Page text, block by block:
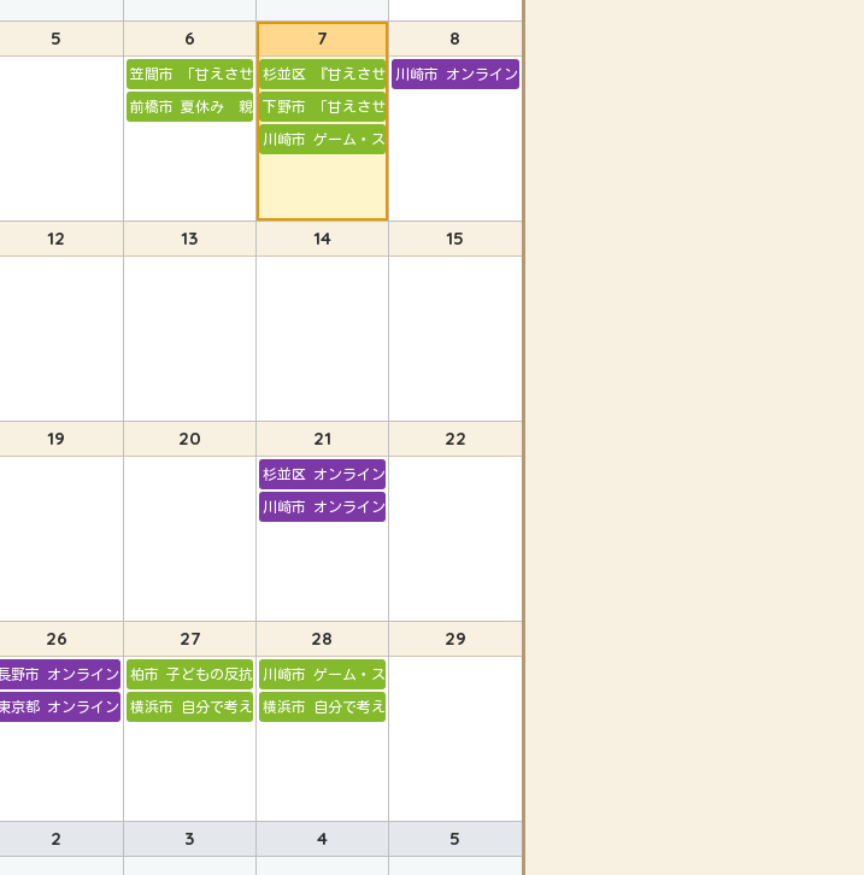
との付き合い方
5 6
笠間市 「甘えさせる」「甘やかす」の違い
前橋市 夏休み 親子の時間の過ごし方
7
杉並区 『甘えさせる』と『甘やかす』の違い
下野市 「甘えさせる」「甘やかす」の違い
川崎市 ゲーム・スマホとの付き合い方
8
川崎市 オンライン ゲーム・スマホとの付き合い方
12 13 14 15
児に大切なこと
との付き合い方
児期に大切なこと
19 20 21
杉並区 オンライン 自分で考え行動する子に育てる
川崎市 オンライン ゲーム・スマホとの付き合い方
22
26
野市 オンライン 児童期・思春期に大切なこと
京都 オンライン 児童期・思春期に大切なこと
27
柏市 子どもの反抗と親の感情コントロール
横浜市 自分で考えて行動する子に育てる
28
川崎市 ゲーム・スマホとの付き合い方
横浜市 自分で考えて行動する子に育てる
29
2 3 4 5